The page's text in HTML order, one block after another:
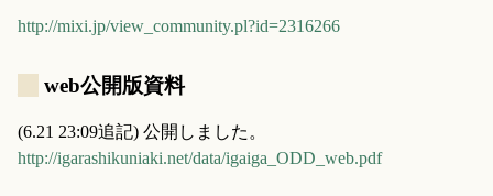
http://mixi.jp/view_community.pl?id=2316266
web公開版資料
(6.21 23:09追記) 公開しました。
http://igarashikuniaki.net/data/igaiga_ODD_web.pdf